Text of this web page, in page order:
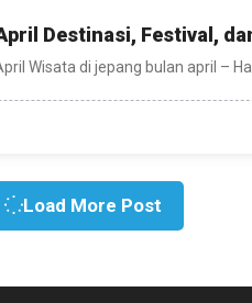
Destinasi, Festival,
Wisata di jepang bulan april –
Load More Post